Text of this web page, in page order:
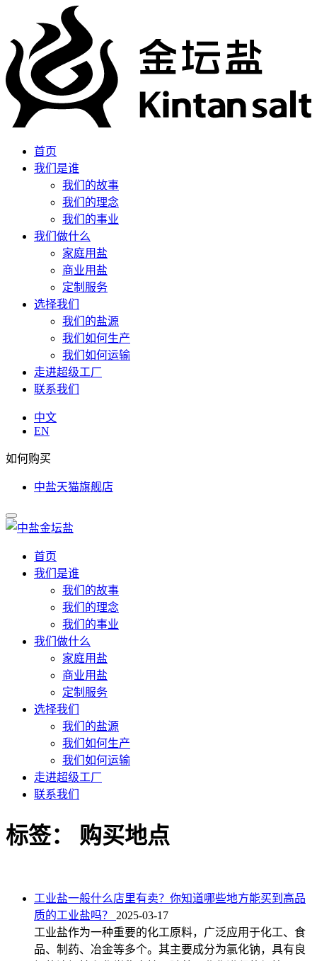
首页
我们是谁
我们的故事
我们的理念
我们的事业
我们做什么
家庭用盐
商业用盐
定制服务
选择我们
我们的盐源
我们如何生产
我们如何运输
走进超级工厂
联系我们
中文
EN
如何购买
中盐天猫旗舰店
首页
我们是谁
我们的故事
我们的理念
我们的事业
我们做什么
家庭用盐
商业用盐
定制服务
选择我们
我们的盐源
我们如何生产
我们如何运输
走进超级工厂
联系我们
标签： 购买地点
工业盐一般什么店里有卖？你知道哪些地方能买到高品
质的工业盐吗？
2025-03-17
工业盐作为一种重要的化工原料，广泛应用于化工、食
品、制药、冶金等多个。其主要成分为氯化钠，具有良